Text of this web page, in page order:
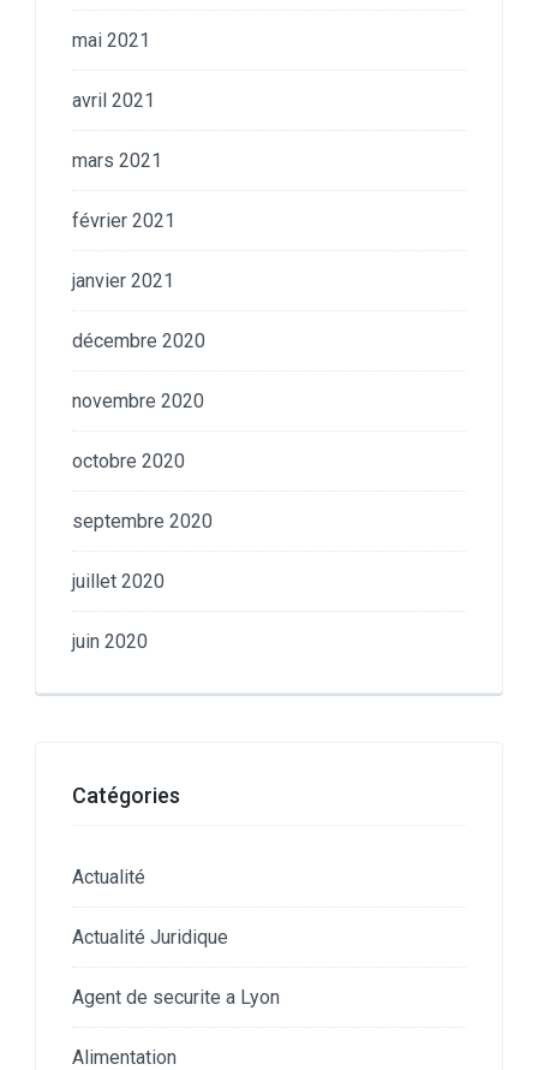
mai 2021
avril 2021
mars 2021
février 2021
janvier 2021
décembre 2020
novembre 2020
octobre 2020
septembre 2020
juillet 2020
juin 2020
Catégories
Actualité
Actualité Juridique
Agent de securite a Lyon
Alimentation